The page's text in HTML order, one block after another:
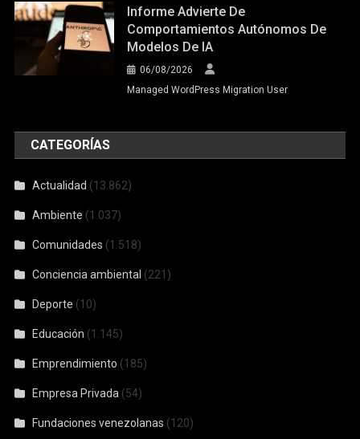
Informe Advierte De
Comportamientos Autónomos De
Modelos De IA
06/08/2026
Managed WordPress Migration User
CATEGORÍAS
Actualidad (13.862)
Ambiente (1.037)
Comunidades (1.518)
Conciencia ambiental (221)
Deporte (10)
Educación (1.145)
Emprendimiento (185)
Empresa Privada (54)
Fundaciones venezolanas (120)